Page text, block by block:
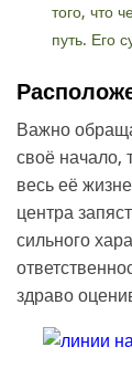
того, что
путь. Его
Важно
своё начало,
весь её
центра
сильного
здраво